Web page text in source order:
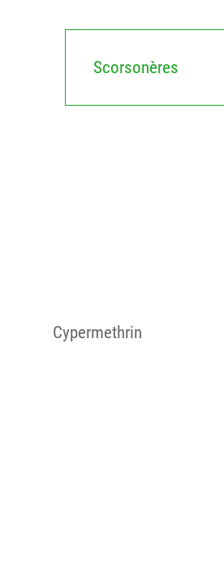
Scorsonères
Cypermethrin